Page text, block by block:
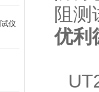
仪
优利